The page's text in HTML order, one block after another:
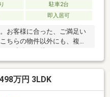
駐車2台
即入居可
お客様に合った、ご満足い
ちらの物件以外にも、複数
ご連絡をお待ちしておりま
万円 3LDK